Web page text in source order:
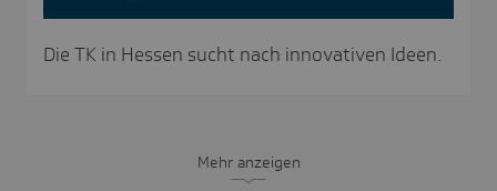
Die TK in Hessen sucht nach innovativen Ideen.
Mehr anzeigen